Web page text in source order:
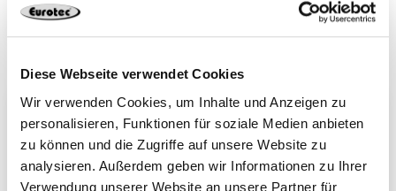
Diese Webseite verwendet Cookies
Wir verwenden Cookies, um Inhalte und Anzeigen zu
personalisieren, Funktionen für soziale Medien anbieten
zu können und die Zugriffe auf unsere Website zu
analysieren. Außerdem geben wir Informationen zu Ihrer
Verwendung unserer Website an unsere Partner für
Systemhalter EVO